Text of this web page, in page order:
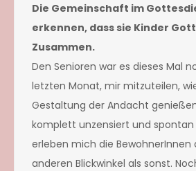
Die Gemeinschaft im
erkennen, dass sie Kinder
Zusammen.
Den Senioren war es dieses Mal
letzten Monat, mir mitzuteilen,
Gestaltung der Andacht
komplett unzensiert und
erleben mich die BewohnerInnen
anderen Blickwinkel als sonst.